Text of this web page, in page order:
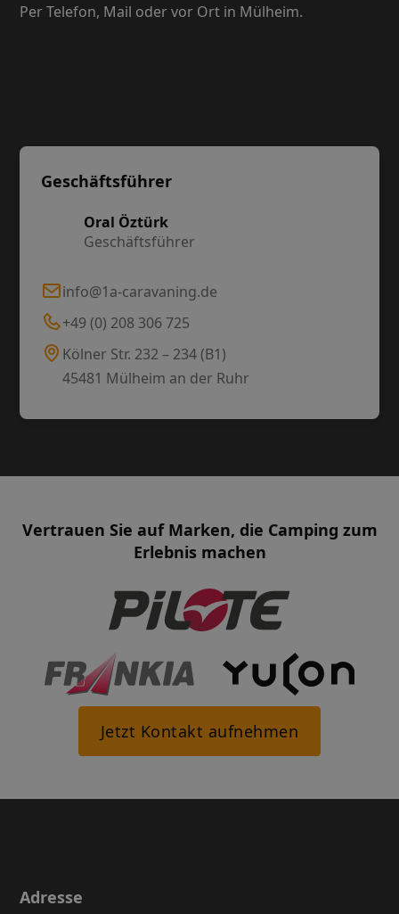
Geschäftsführer
Oral Öztürk
Geschäftsführer
info@1a-caravaning.de
+49 (0) 208 306 725
Kölner Str. 232 – 234 (B1)
45481 Mülheim an der Ruhr
Per Telefon, Mail oder vor Ort in Mülheim.
Vertrauen Sie auf Marken, die Camping zum
Erlebnis machen
Jetzt Kontakt aufnehmen
Adresse